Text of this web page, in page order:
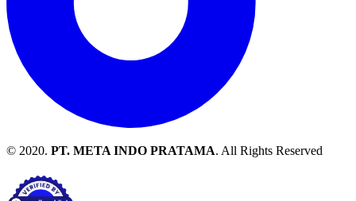
© 2020. PT. META INDO PRATAMA. All Rights Reserved